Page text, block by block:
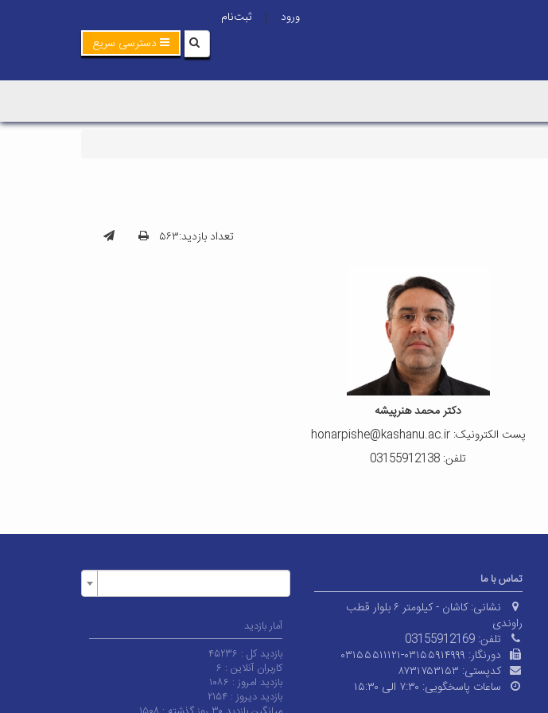
ورود |
ثبت‌نام
دسترسی سریع
تعداد بازدید:۵۶۳
دکتر محمد هنرپیشه
پست الکترونیک: honarpishe@kashanu.ac.ir
تلفن: 03155912138
تماس با ما
نشانی:
کاشان - کیلومتر ۶ بلوار قطب
راوندی
تلفن: 03155912169
دورنگار: ۰۳۱۵۵۵۱۱۱۲۱-۰۳۱۵۵۹۱۴۹۹۹
کدپستی: ۸۷۳۱۷۵۳۱۵۳
ساعات پاسخگویی: ۷:۳۰ الی ۱۵:۳۰
آمار بازدید
بازدید کل : ۴۵۲۳۶
کاربران آنلاین : ۶
بازدید امروز : ۱۰۸۶
بازدید دیروز : ۲۱۵۴